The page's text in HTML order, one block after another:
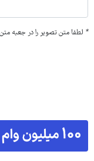
* لطفا متن تصویر را در جعبه متن